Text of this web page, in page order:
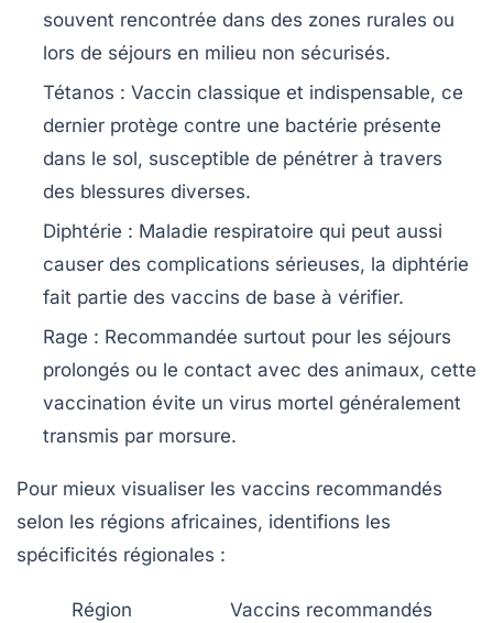
souvent rencontrée dans des zones rurales ou
lors de séjours en milieu non sécurisés.
Tétanos : Vaccin classique et indispensable, ce
dernier protège contre une bactérie présente
dans le sol, susceptible de pénétrer à travers
des blessures diverses.
Diphtérie : Maladie respiratoire qui peut aussi
causer des complications sérieuses, la diphtérie
fait partie des vaccins de base à vérifier.
Rage : Recommandée surtout pour les séjours
prolongés ou le contact avec des animaux, cette
vaccination évite un virus mortel généralement
transmis par morsure.
Pour mieux visualiser les vaccins recommandés
selon les régions africaines, identifions les
spécificités régionales :
Région
Vaccins recommandés